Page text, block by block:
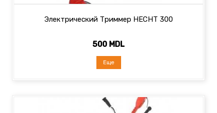
Электрический Триммер HECHT 300
500 MDL
Еще